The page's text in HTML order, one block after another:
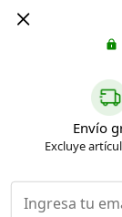
Envío
Excluye